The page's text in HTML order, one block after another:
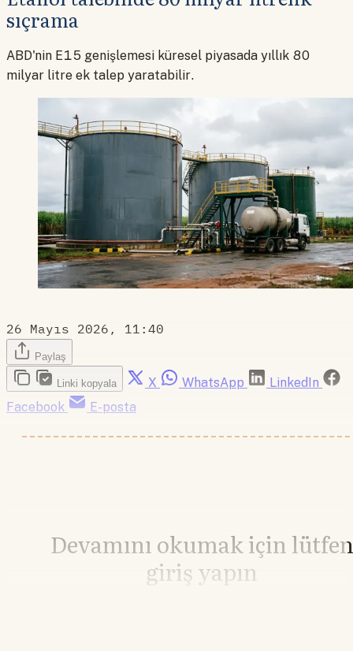
sıçrama
ABD'nin E15 genişlemesi küresel piyasada yıllık 80
milyar litre ek talep yaratabilir.
26 Mayıs 2026, 11:40
Paylaş
Linki kopyala X WhatsApp
LinkedIn
Facebook
E-posta
Devamını okumak için lütfen
giriş yapın